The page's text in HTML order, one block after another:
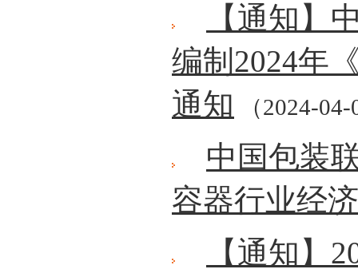
【通知】
编制2024年
通知 （2024-
中国包装
容器行业经
【通知】